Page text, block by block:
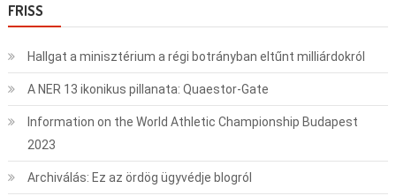
FRISS
Hallgat a minisztérium a régi botrányban eltűnt milliárdokról
A NER 13 ikonikus pillanata: Quaestor-Gate
Information on the World Athletic Championship Budapest
2023
Archiválás: Ez az ördög ügyvédje blogról